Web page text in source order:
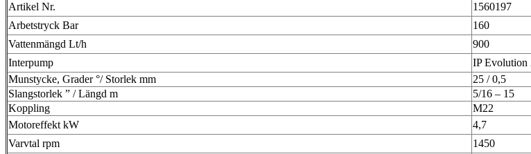
Artikel Nr.
1560197
Arbetstryck Bar
160
Vattenmängd Lt/h
900
Interpump
IP Evolution
Munstycke, Grader °/ Storlek mm
25 / 0,5
Slangstorlek ” / Längd m
5/16 – 15
Koppling
M22
Motoreffekt kW
4,7
Varvtal rpm
1450